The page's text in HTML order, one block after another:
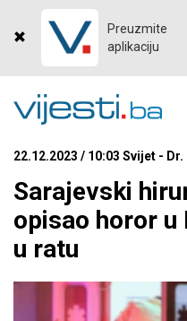
Preuzmite
aplikaciju
22.12.2023 / 10:03 Svijet -
Sarajevski
opisao horor u
u ratu